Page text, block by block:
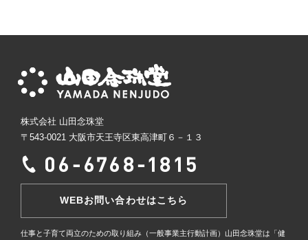
株式会社 山田念珠堂
〒543-0021 大阪市天王寺区東高津町６－１３
WEBお問い合わせはこちら
仕事と子育て両立のための取り組み（一般事業主行動計画） 山田念珠堂は「健